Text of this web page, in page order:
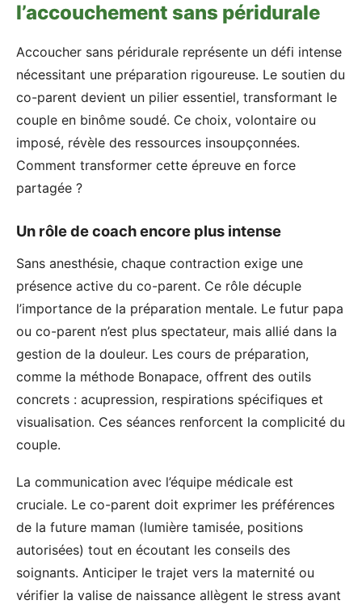
l’accouchement sans péridurale
Accoucher sans péridurale représente un défi intense
nécessitant une préparation rigoureuse. Le soutien du
co-parent devient un pilier essentiel, transformant le
couple en binôme soudé. Ce choix, volontaire ou
imposé, révèle des ressources insoupçonnées.
Comment transformer cette épreuve en force
partagée ?
Un rôle de coach encore plus intense
Sans anesthésie, chaque contraction exige une
présence active du co-parent. Ce rôle décuple
l’importance de la préparation mentale. Le futur papa
ou co-parent n’est plus spectateur, mais allié dans la
gestion de la douleur. Les cours de préparation,
comme la méthode Bonapace, offrent des outils
concrets : acupression, respirations spécifiques et
visualisation. Ces séances renforcent la complicité du
couple.
La communication avec l’équipe médicale est
cruciale. Le co-parent doit exprimer les préférences
de la future maman (lumière tamisée, positions
autorisées) tout en écoutant les conseils des
soignants. Anticiper le trajet vers la maternité ou
vérifier la valise de naissance allègent le stress avant